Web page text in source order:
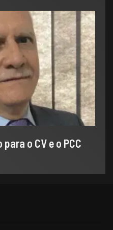
o CV e o PCC